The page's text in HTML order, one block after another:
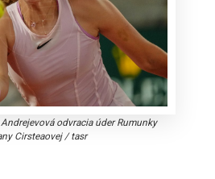
odvracia úder Rumunky
Cirsteaovej/tasr